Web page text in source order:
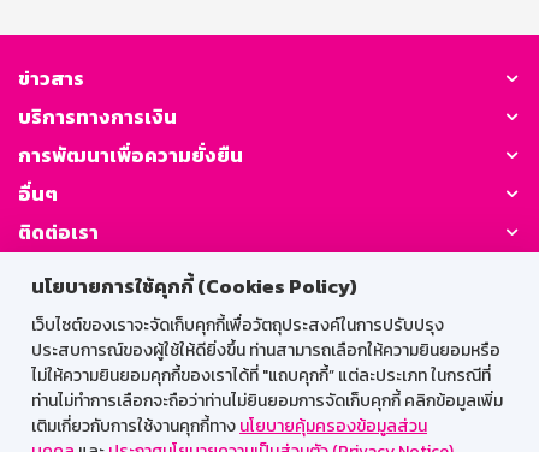
นโยบายการใช้คุกกี้ (Cookies Policy)
เว็บไซต์ของเราจะจัดเก็บคุกกี้เพื่อวัตถุประสงค์ในการปรับปรุง
ประสบการณ์ของผู้ใช้ให้ดียิ่งขึ้น ท่านสามารถเลือกให้ความยินยอมหรือ
ไม่ให้ความยินยอมคุกกี้ของเราได้ที่ "แถบคุกกี้” แต่ละประเภท ในกรณีที่
ท่านไม่ทำการเลือกจะถือว่าท่านไม่ยินยอมการจัดเก็บคุกกี้ คลิกข้อมูลเพิ่ม
เติมเกี่ยวกับการใช้งานคุกกี้ทางนโยบายคุ้มครองข้อมูลส่วน
ข่าวสาร
บริการทางการเงิน
การพัฒนาเพื่อความยั่งยืน
อื่นๆ
ติดต่อเรา
GSB Society:
สำหรับพนักงาน
Web HR
GSB Wisdom M-Search